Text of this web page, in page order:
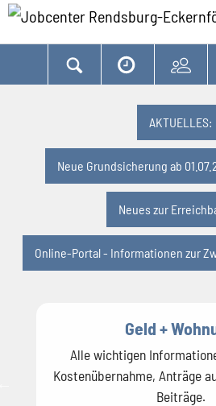
Suchen
AKTUELLES:
Neue Grundsicherung ab
Neues zur
Online-Portal - Informationen zur
Geld +
Alle wichtigen
Kostenübernahme, Anträge
Beiträge.